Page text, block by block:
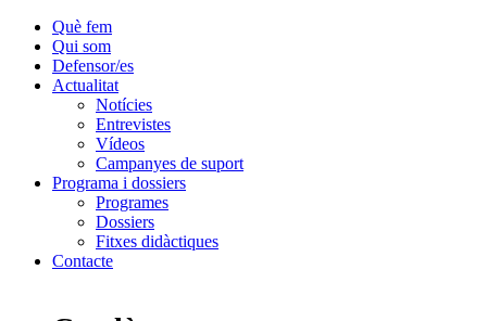
Què fem
Qui som
Defensor/es
Actualitat
Notícies
Entrevistes
Vídeos
Campanyes de suport
Programa i dossiers
Programes
Dossiers
Fitxes didàctiques
Contacte